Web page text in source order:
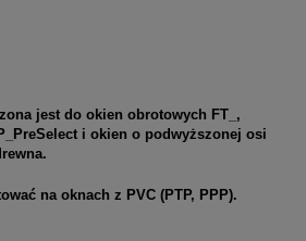
jest do okien obrotowych FT_,
i okien o podwyższonej osi
na oknach z PVC (PTP, PPP).